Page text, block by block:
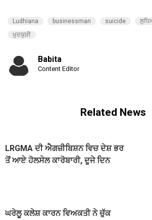
Ludhiana businessman suicide
ਖ਼ੁਦਕੁਸ਼ੀ
Babita
Content Editor
Related News
LRGMA ਦੀ ਐਗਜ਼ੀਬਿਸ਼ਨ ਵਿਚ ਦੇਸ਼ ਭਰ
ਤੋਂ ਆਏ ਹੋਲਸੇਲ ਕਾਰੋਬਾਰੀ, ਦੂਜੇ ਦਿਨ
ਘਰੇਲੂ ਕਲੇਸ਼ ਕਾਰਨ ਵਿਅਕਤੀ ਨੇ ਚੁੱਕ